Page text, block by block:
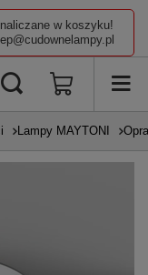
w koszyku!
Lampy MAYTONI